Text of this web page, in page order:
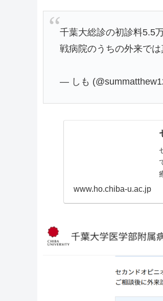
千葉大総診の初診料5.5
戦病院のうちの外来では
— しも
www.ho.chiba-u.ac.jp